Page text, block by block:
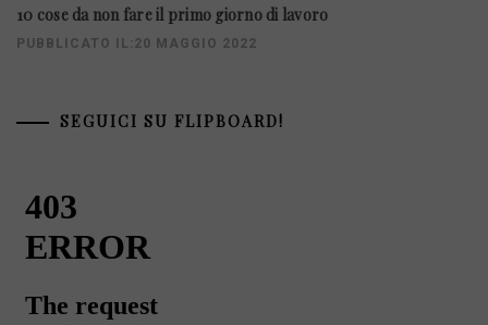
10 cose da non fare il primo giorno di lavoro
PUBBLICATO IL:20 MAGGIO 2022
SEGUICI SU FLIPBOARD!